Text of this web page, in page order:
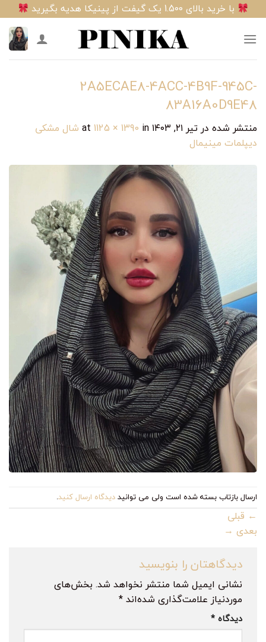
to
content
با خرید بالای 1.500 یک گیفت از پینیکا هدیه بگیرید
2A5ECAE8-4ACC-4B9F-945C-
83A16A0D9E48
منتشر شده درتیر ۲۱, ۱۴۰۳ 1125 × 1390 in
شال مشکی
دیپلمات مینیمال
ارسال بازتاب بسته شده است ولی می توانیددیدگاه ارسال کنید.
← قبلی
بعدی →
دیدگاهتان را بنویسید
نشانی ایمیل شما منتشر نخواهد شد. بخش‌های
موردنیاز علامت‌گذاری شده‌اند*
دیدگاه *